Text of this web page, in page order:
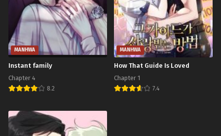
กันยายน 20, 2023 กันยายน 20, 2023
Chapter 36 (SS2)
กันยายน 20, 2023
Chapter 35 (SS2)
กันยายน 20, 2023
Chapter 34 (SS2)
กันยายน 20, 2023
Chapter 33 (SS2)
Chapter 32 (SS2) Chapter 31 (SS2)
Chapter 30 (SS2)
กันยายน 20, 2023
MANHWA
Instant family
Chapter 4
8.2
MANHWA
How That Guide Is Loved
Chapter 1
7.4